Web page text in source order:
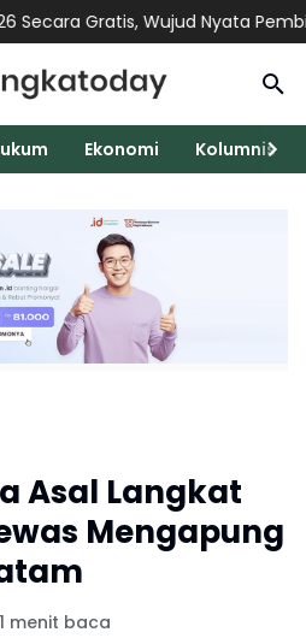
Gratis, Wujud Nyata Pembinaan
Ekonomi Kolumnis
Asal Langkat
Mengapung
1 menit baca